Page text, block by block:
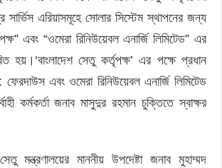
সার্ভিস এরিয়াসমূহে সোলার সিস্টেম স্থাপনের জন্য
এবং “ওমেরা রিনিউয়েবল এনার্জি লিমিটেড” এর
হয়।‘বাংলাদেশ সেতু কর্তৃপক্ষ’ এর পক্ষে প্রধান
এবং ওমেরা রিনিউয়েবল এনার্জি লিমিটেড
কর্মকর্তা জনাব মাসুদুর রহমান চুক্তিতে স্বাক্ষর
মন্ত্রণালয়ের মাননীয় উপদেষ্টা জনাব মুহাম্মদ